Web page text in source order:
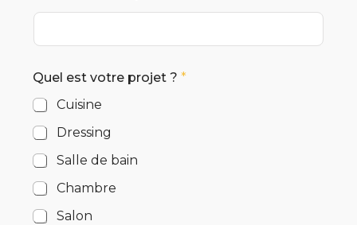
Quel est votre projet ? *
Cuisine
Dressing
Salle de bain
Chambre
Salon